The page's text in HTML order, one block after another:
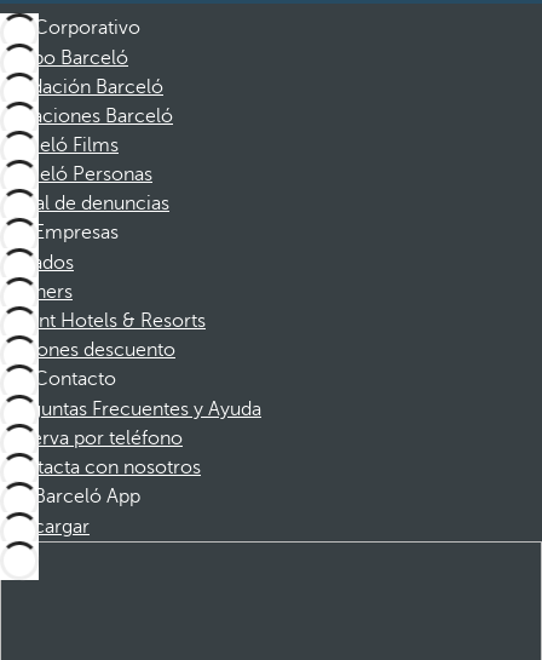
Corporativo
Grupo Barceló
Fundación Barceló
Vacaciones Barceló
Barceló Films
Barceló Personas
Canal de denuncias
Empresas
Afiliados
Partners
Dorint Hotels & Resorts
Cupones descuento
Contacto
Preguntas Frecuentes y Ayuda
Reserva por teléfono
Contacta con nosotros
Barceló App
Descargar